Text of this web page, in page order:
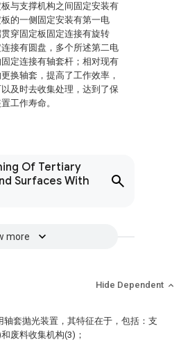
与支撑机构之间固定安装有
的一侧固定安装有第一电
穿固定板固定连接有旋转
接有圆盘，多个所述第二电
定连接有轴套杆；相对现有
换轴套，提高了工作效率，
及时去收集处理，达到了保
工作寿命。
Of Tertiary
Surfaces With
more
Hide Dependent
轴套抛光装置，其特征在于，包括：支
废料收集机构(3)；